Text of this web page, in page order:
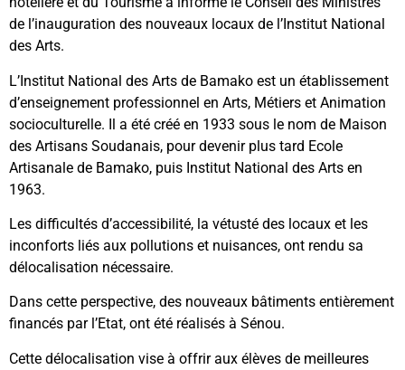
de l’inauguration des nouveaux locaux de l’Institut National
des Arts.
L’Institut National des Arts de Bamako est un établissement
d’enseignement professionnel en Arts, Métiers et Animation
socioculturelle. Il a été créé en 1933 sous le nom de Maison
des Artisans Soudanais, pour devenir plus tard Ecole
Artisanale de Bamako, puis Institut National des Arts en
1963.
Les difficultés d’accessibilité, la vétusté des locaux et les
inconforts liés aux pollutions et nuisances, ont rendu sa
délocalisation nécessaire.
Dans cette perspective, des nouveaux bâtiments entièrement
financés par l’Etat, ont été réalisés à Sénou.
Cette délocalisation vise à offrir aux élèves de meilleures